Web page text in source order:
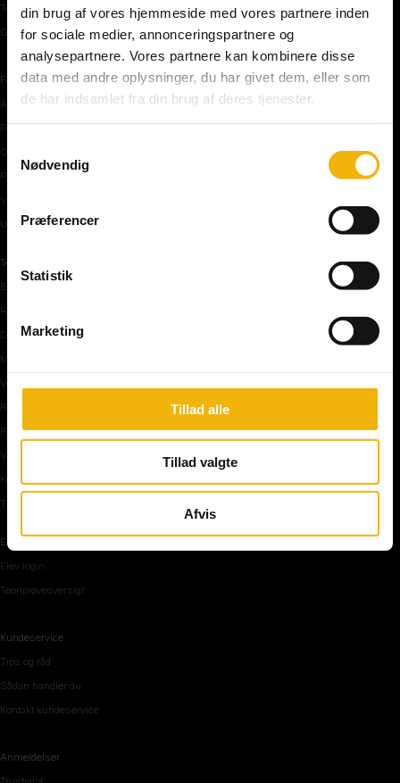
din brug af vores hjemmeside med vores partnere inden
for sociale medier, annonceringspartnere og
analysepartnere. Vores partnere kan kombinere disse
data med andre oplysninger, du har givet dem, eller som
de har indsamlet fra din brug af deres tjenester.
Nødvendig
Præferencer
Statistik
Marketing
Tillad alle
Tillad valgte
Afvis
Teoriprøver – pakker/priser
Generhvervelse af kørekort
Færdselstavler
Advarselstavler
Forbudstavler
Oplysningstavler
Påbudstavler
Vigepligtstavler
Undertavler
Teoriundervisning
Bilens teknik
Risikoforhold
De første manøvre på vej
Manøvre på vej
Vejkryds
Rundkørsel og motorvej
Parkering, mørke og tunnel
Vi mennesker
Køreteknik
Tips og råd inden teoriprøven
Elevområde
Elev login
Teoriprøveoversigt
Kundeservice
Tips og råd
Sådan handler du
Kontakt kundeservice
Anmeldelser